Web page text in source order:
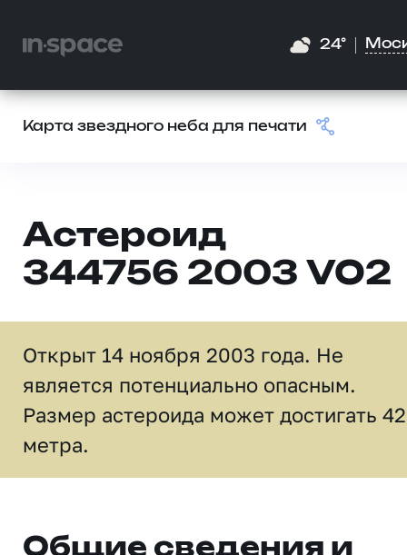
24°
Карта звездного неба для печати
Астероид
344756 2003 VO2
Открыт 14 ноября 2003 года. Не
является потенциально опасным.
Размер астероида может достигать
метра.
Общие сведения и